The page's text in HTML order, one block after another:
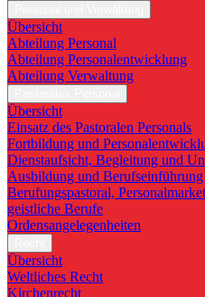
Übersicht
Abteilung Personal
Abteilung Personalentwicklung
Abteilung Verwaltung
Übersicht
Einsatz des Pastoralen Personals
Fortbildung und
Dienstaufsicht, Begleitung und
Ausbildung und Berufseinführung
Berufungspastoral,
geistliche Berufe
Ordensangelegenheiten
Übersicht
Weltliches Recht
Kirchenrecht